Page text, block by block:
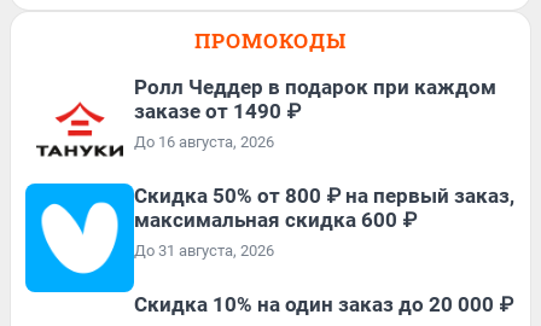
ПРОМОКОДЫ
Ролл Чеддер в подарок при каждом
заказе от 1490 ₽
До 16 августа, 2026
Скидка 50% от 800 ₽ на первый заказ,
максимальная скидка 600 ₽
До 31 августа, 2026
Скидка 10% на один заказ до 20 000 ₽